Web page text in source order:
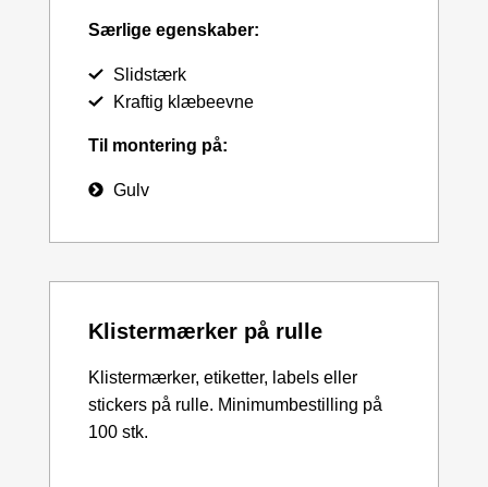
Særlige egenskaber:
Slidstærk
Kraftig klæbeevne
Til montering på:
Gulv
Klistermærker på rulle
Klistermærker, etiketter, labels eller
stickers på rulle. Minimumbestilling på
100 stk.